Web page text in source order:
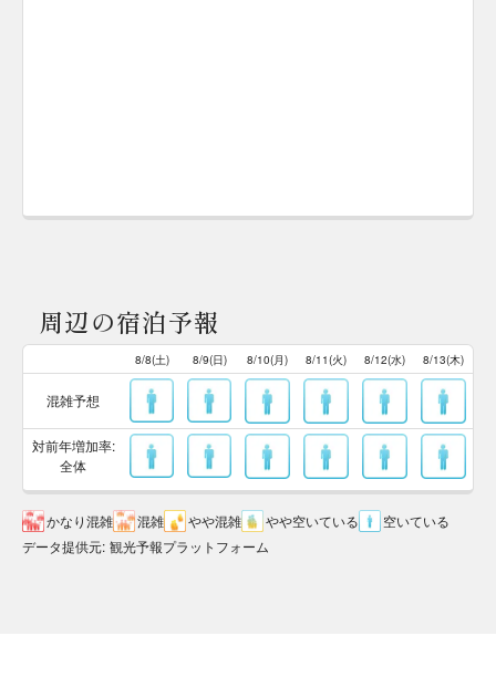
周辺の宿泊予報
8/8(土) 8/9(日) 8/10(月) 8/11(火) 8/12(水) 8/13(木)
混雑予想
対前年増加率:
全体
かなり混雑 混雑 やや混雑 やや空いている
空いている
データ提供元: 観光予報プラットフォーム